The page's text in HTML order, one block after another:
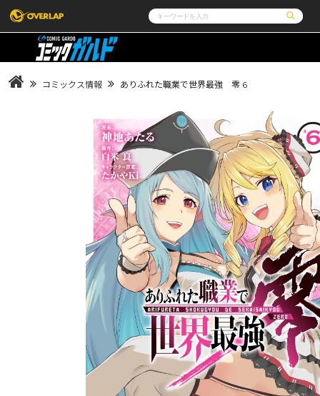
コミック
LiQulle
ライトノベル
ノベルスf
オーバーラップ広報室
オーバーラップホールディングス
お問い合わ
オーバーラップ文庫 オーバーラップノベルス
オーバーラップノベルスf ロサージュノベルス
コミックガルド コミッククリエ
リキューレ コミックパルフェ
コミックス情報 ありふれた職業で世界最強 零 6